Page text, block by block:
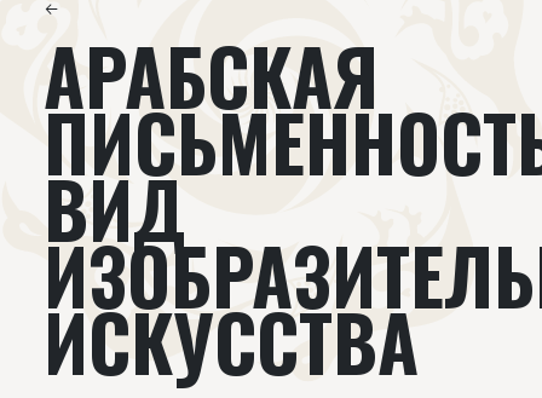
Авторы Всемирное общество
Издательство
Проекты
Книги
←
АРАБСКАЯ
ВИД
ИСКУССТВА